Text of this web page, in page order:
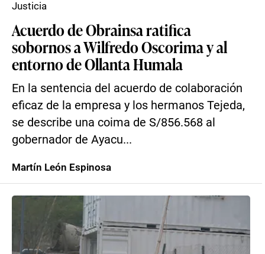
Acuerdo de Obrainsa ratifica
sobornos a Wilfredo Oscorima y al
entorno de Ollanta Humala
En la sentencia del acuerdo de colaboración
eficaz de la empresa y los hermanos Tejeda,
se describe una coima de S/856.568 al
gobernador de Ayacu...
Justicia
Martín León Espinosa